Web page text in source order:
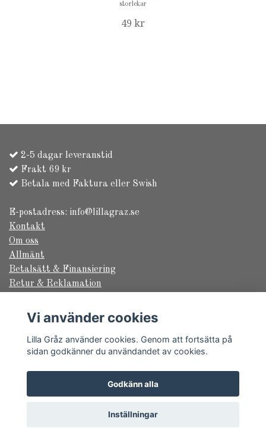
storlekar
49 kr
2-5 dagar leveranstid
Frakt 69 kr
Betala med Faktura eller Swish
E-postadress: info@lillagraz.se
Kontakt
Om oss
Allmänt
Betalsätt & Finansiering
Retur & Reklamation
Frakt & Leverans
© Copyright 2026 Lilla Gråz
Powered by Quickbutik
Vi använder cookies
Lilla Gråz använder cookies. Genom att fortsätta på
sidan godkänner du användandet av cookies.
Godkänn alla
Inställningar